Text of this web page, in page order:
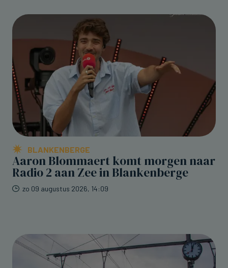
BLANKENBERGE
Aaron Blommaert komt morgen naar
Radio 2 aan Zee in Blankenberge
zo 09 augustus 2026, 14:09